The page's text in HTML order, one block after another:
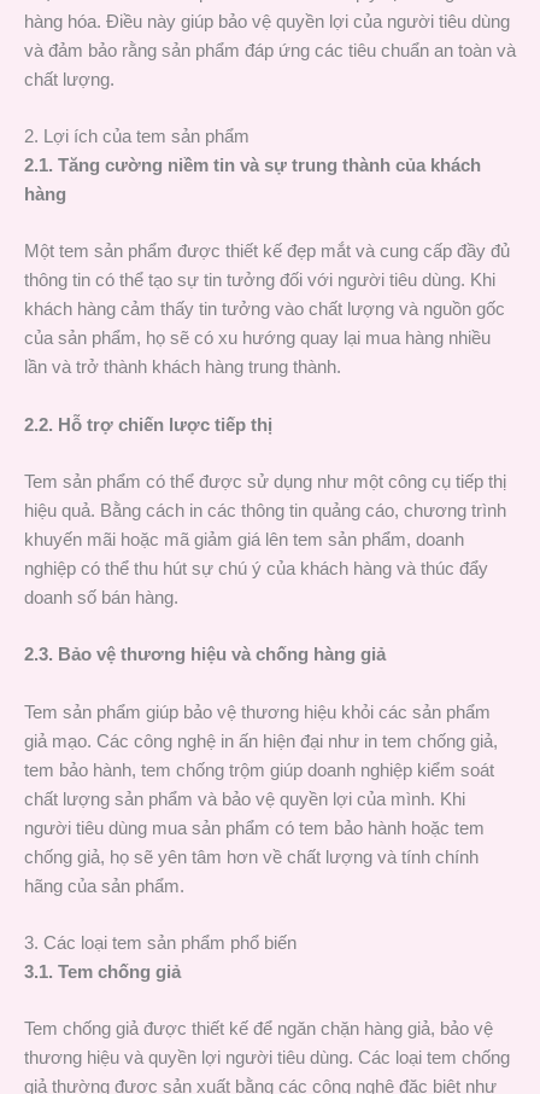
hàng hóa. Điều này giúp bảo vệ quyền lợi của người tiêu dùng
và đảm bảo rằng sản phẩm đáp ứng các tiêu chuẩn an toàn và
chất lượng.
2. Lợi ích của tem sản phẩm
2.1. Tăng cường niềm tin và sự trung thành của khách
hàng
Một tem sản phẩm được thiết kế đẹp mắt và cung cấp đầy đủ
thông tin có thể tạo sự tin tưởng đối với người tiêu dùng. Khi
khách hàng cảm thấy tin tưởng vào chất lượng và nguồn gốc
của sản phẩm, họ sẽ có xu hướng quay lại mua hàng nhiều
lần và trở thành khách hàng trung thành.
2.2. Hỗ trợ chiến lược tiếp thị
Tem sản phẩm có thể được sử dụng như một công cụ tiếp thị
hiệu quả. Bằng cách in các thông tin quảng cáo, chương trình
khuyến mãi hoặc mã giảm giá lên tem sản phẩm, doanh
nghiệp có thể thu hút sự chú ý của khách hàng và thúc đẩy
doanh số bán hàng.
2.3. Bảo vệ thương hiệu và chống hàng giả
Tem sản phẩm giúp bảo vệ thương hiệu khỏi các sản phẩm
giả mạo. Các công nghệ in ấn hiện đại như in tem chống giả,
tem bảo hành, tem chống trộm giúp doanh nghiệp kiểm soát
chất lượng sản phẩm và bảo vệ quyền lợi của mình. Khi
người tiêu dùng mua sản phẩm có tem bảo hành hoặc tem
chống giả, họ sẽ yên tâm hơn về chất lượng và tính chính
hãng của sản phẩm.
3. Các loại tem sản phẩm phổ biến
3.1. Tem chống giả
Tem chống giả được thiết kế để ngăn chặn hàng giả, bảo vệ
thương hiệu và quyền lợi người tiêu dùng. Các loại tem chống
giả thường được sản xuất bằng các công nghệ đặc biệt như